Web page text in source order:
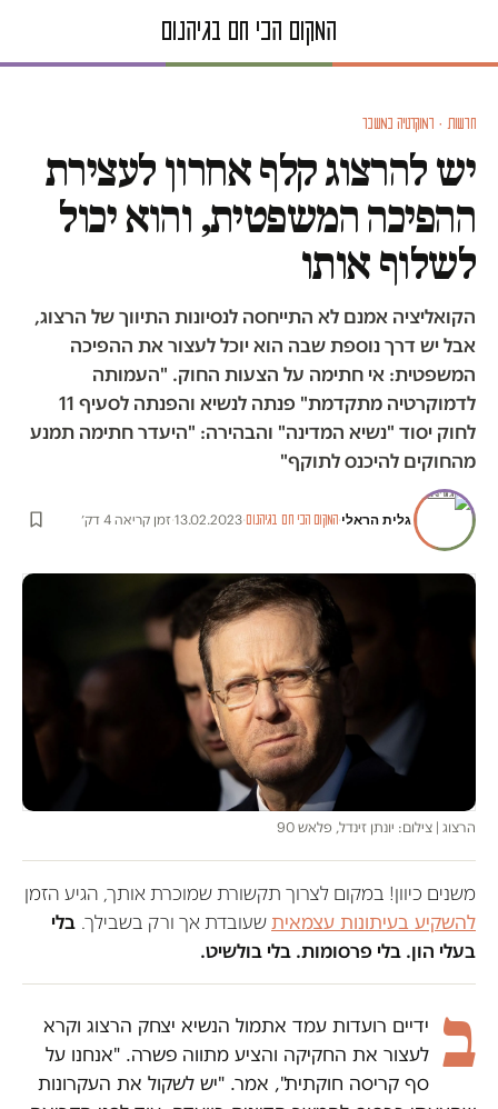
חדשות · דמוקרטיה במשבר
יש להרצוג קלף אחרון לעצירת
ההפיכה המשפטית, והוא יכול
לשלוף אותו
הקואליציה אמנם לא התייחסה לנסיונות התיווך של הרצוג,
אבל יש דרך נוספת שבה הוא יוכל לעצור את ההפיכה
המשפטית: אי חתימה על הצעות החוק. "העמותה
לדמוקרטיה מתקדמת" פנתה לנשיא והפנתה לסעיף 11
לחוק יסוד "נשיא המדינה" והבהירה: "היעדר חתימה תמנע
מהחוקים להיכנס לתוקף"
גלית הראלי·המקום הכי חם בגיהנום·
13.02.2023
·זמן קריאה 4 דק׳
הרצוג | צילום: יונתן זינדל, פלאש 90
משנים כיוון! במקום לצרוך תקשורת שמוכרת אותך, הגיע הזמן
להשקיע בעיתונות עצמאיתשעובדת אך ורק בשבילך. בלי
בעלי הון. בלי פרסומות. בלי בולשיט.
ב ידיים רועדות עמד אתמול הנשיא יצחק הרצוג וקרא
לעצור את החקיקה והציע מתווה פשרה. "אנחנו על
סף קריסה חוקתית", אמר. "יש לשקול את העקרונות